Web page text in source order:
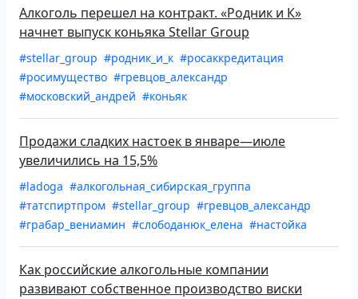
Алкоголь перешел на контракт. «Родник и К»
начнет выпуск коньяка Stellar Group
#stellar_group #родник_и_к #росаккредитация
#росимущество #гревцов_александр
#московский_андрей #коньяк
Продажи сладких настоек в январе—июле
увеличились на 15,5%
#ladoga #алкогольная_сибирская_группа
#татспиртпром #stellar_group #гревцов_александр
#грабар_вениамин #слободанюк_елена #настойка
Как российские алкогольные компании
развивают собственное производство виски